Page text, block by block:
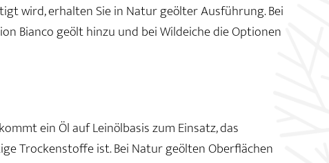
wird, erhalten Sie in Natur geölter Ausführung. Bei
Bianco geölt hinzu und bei Wildeiche die Optionen
ein Öl auf Leinölbasis zum Einsatz, das
Trockenstoffe ist. Bei Natur geölten Oberflächen